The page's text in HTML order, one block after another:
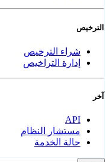
الترخيص
شراء الترخيص
إدارة التراخيص
آخر
API
مستشار النظام
حالة الخدمة